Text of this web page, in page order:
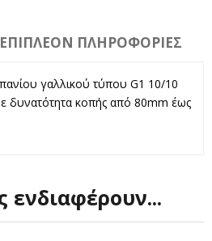
ΕΠΙΠΛΈΟΝ ΠΛΗΡΟΦΟΡΊΕΣ
γαλλικού τύπου G1 10/10
δυνατότητα κοπής από 80mm έως
ενδιαφέρουν...